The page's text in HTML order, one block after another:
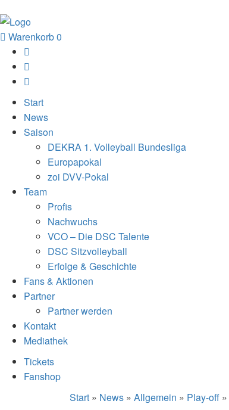
Warenkorb0
Start
News
Saison
DEKRA 1. Volleyball Bundesliga
Europapokal
zoi DVV-Pokal
Team
Profis
Nachwuchs
VCO – Die DSC Talente
DSC Sitzvolleyball
Erfolge & Geschichte
Fans & Aktionen
Partner
Partner werden
Kontakt
Mediathek
Tickets
Fanshop
Start » News » Allgemein » Play-off »